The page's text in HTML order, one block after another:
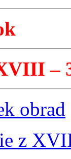
–
obrad
z